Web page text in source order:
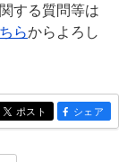
する質問等は
らからよろし
entry1117
ポスト entry1117
シェア